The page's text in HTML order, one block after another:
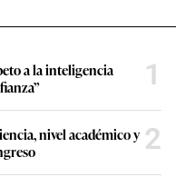
a la inteligencia
1
nivel académico y 2